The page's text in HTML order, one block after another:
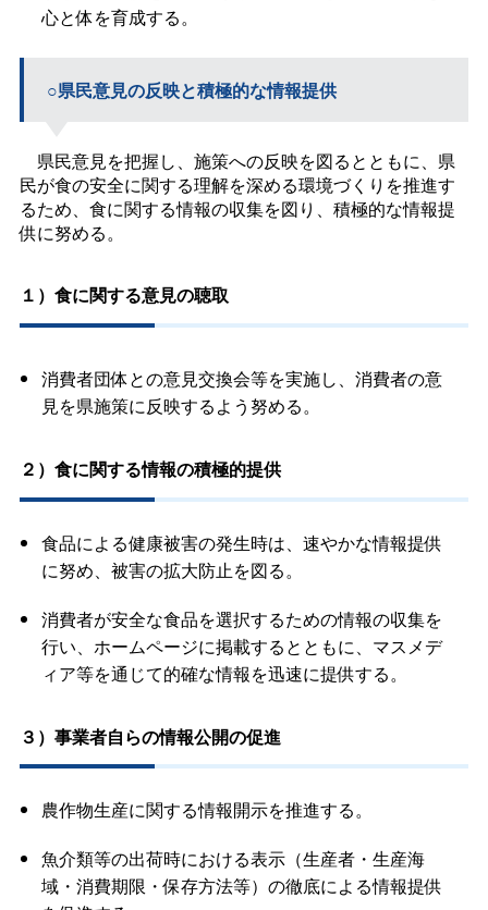
心と体を育成する。
○県民意見の反映と積極的な情報提供
県民意見を把握し、施策への反映を図るとともに、県
民が食の安全に関する理解を深める環境づくりを推進す
るため、食に関する情報の収集を図り、積極的な情報提
供に努める。
１）食に関する意見の聴取
消費者団体との意見交換会等を実施し、消費者の意
見を県施策に反映するよう努める。
２）食に関する情報の積極的提供
食品による健康被害の発生時は、速やかな情報提供
に努め、被害の拡大防止を図る。
消費者が安全な食品を選択するための情報の収集を
行い、ホームページに掲載するとともに、マスメデ
ィア等を通じて的確な情報を迅速に提供する。
３）事業者自らの情報公開の促進
農作物生産に関する情報開示を推進する。
魚介類等の出荷時における表示（生産者・生産海
域・消費期限・保存方法等）の徹底による情報提供